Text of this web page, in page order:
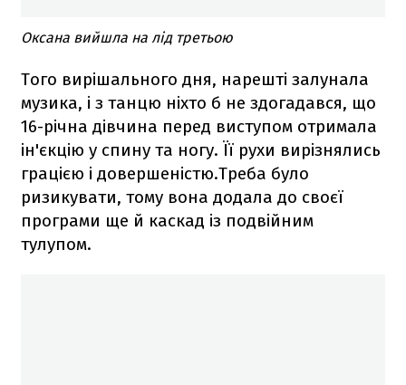
Оксана вийшла на лід третьою
Того вирішального дня, нарешті залунала
музика, і з танцю ніхто б не здогадався, що
16-річна дівчина перед виступом отримала
ін'єкцію у спину та ногу. Її рухи вирізнялись
грацією і довершеністю.Треба було
ризикувати, тому вона додала до своєї
програми ще й каскад із подвійним
тулупом.